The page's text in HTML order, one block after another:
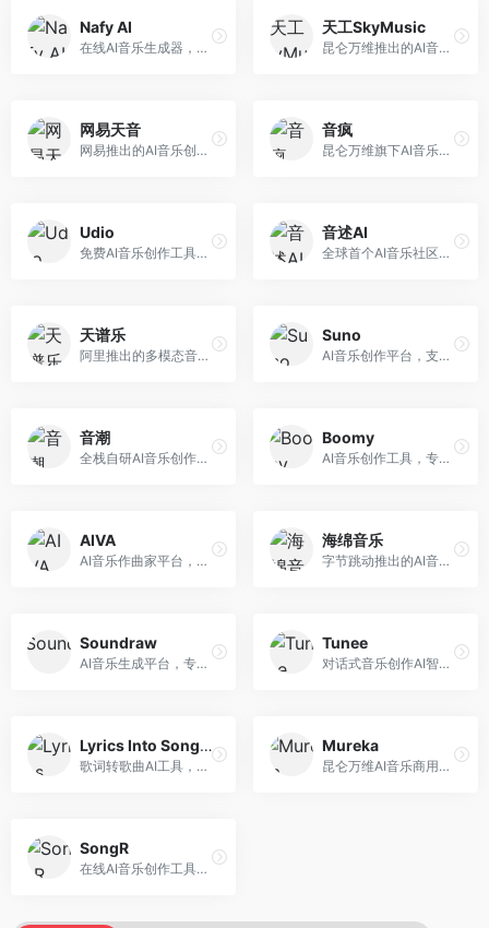
Nafy AI
在线AI音乐生成器，专注于快速音乐创作。面向内容创作者，支持多种风格音乐生成，操作简便，生成速度快，适合快速配乐需求。
天工SkyMusic
昆仑万维推出的AI音乐创作平台，基于天工大模型。面向音乐创作者，支持歌词生成、旋律创作、音乐编曲等服务，中文音乐创作能力强。
网易天音
网易推出的AI音乐创作工具，支持作词、作曲与编曲。面向音乐爱好者和独立音乐人，提供歌词生成、旋律创作、编曲制作等服务，与网易云音乐生态深度整合。
音疯
昆仑万维旗下AI音乐创作平台，专注于音乐内容生成。面向音乐爱好者和内容创作者，提供多种风格音乐生成，操作简便，创作速度快。
Udio
免费AI音乐创作工具，专注于高质量音乐生成。面向音乐创作者和内容制作者，支持多种音乐风格生成，音质专业，创作自由度高，适合专业音乐制作场景。
音述AI
全球首个AI音乐社区平台，整合创作与分享功能。面向音乐创作者和爱好者，提供音乐创作、作品分享、社区交流等服务，社区氛围活跃。
天谱乐
阿里推出的多模态音乐生成平台，整合音频与文本理解能力。面向内容创作者，支持歌词生成、旋律创作、音乐编辑等服务，与阿里生态深度整合。
Suno
AI音乐创作平台，支持通过文字描述生成完整歌曲，包含歌词、旋律和人声。面向音乐爱好者、内容创作者和独立音乐人，操作门槛低，创作速度快，支持多种音乐风格，为音乐创作带来全新可能。
音潮
全栈自研AI音乐创作平台，支持从创作到发布的完整流程。面向独立音乐人和音乐工作室，提供作词作曲、编曲混音、音乐发布等服务，创作工具专业。
Boomy
AI音乐创作工具，专注于快速音乐生成与发布。面向音乐爱好者和业余创作者，支持一键生成原创音乐，可直接发布到音乐平台，创作门槛低。
AIVA
AI音乐作曲家平台，专注于古典和影视配乐创作。面向影视制作人和游戏开发者，提供原创音乐生成、配乐定制等服务，音乐风格专业，适合影视游戏配乐。
海绵音乐
字节跳动推出的AI音乐创作平台，支持多风格音乐生成。面向内容创作者和音乐爱好者，提供歌词创作、旋律生成、编曲制作等服务，创作效率高，适合短视频配乐。
Soundraw
AI音乐生成平台，专注于免版税音乐创作。面向视频创作者和内容制作者，提供背景音乐生成、音乐定制等服务，音乐版权清晰，适合视频配乐场景。
Tunee
对话式音乐创作AI智能体，支持自然语言交互创作。面向音乐爱好者，通过对话方式完成音乐创作，交互体验友好，创作过程直观。
Lyrics Into Song AI
歌词转歌曲AI工具，支持将歌词转化为完整歌曲。面向歌词创作者和音乐爱好者，提供歌词谱曲、编曲制作等服务，歌词音乐化效率高。
Mureka
昆仑万维AI音乐商用创作平台，专注于商业音乐授权。面向企业和商业用户，提供版权音乐生成、商用授权等服务，音乐版权清晰，商业应用安全。
SongR
在线AI音乐创作工具，支持歌词与旋律一体化生成。面向内容创作者和音乐爱好者，提供歌词创作、旋律生成、音乐制作等服务，操作简便，创作速度快。